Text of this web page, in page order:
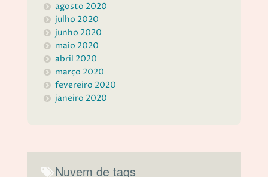
agosto 2020
julho 2020
junho 2020
maio 2020
abril 2020
março 2020
fevereiro 2020
janeiro 2020
Nuvem de tags